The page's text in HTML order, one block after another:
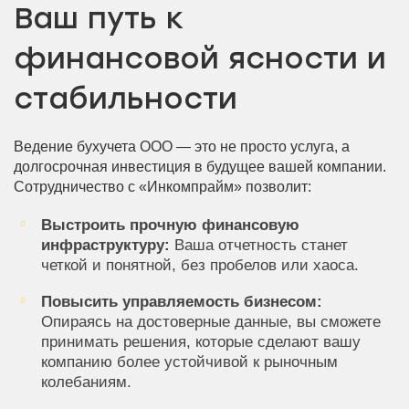
Ваш путь к
финансовой ясности и
стабильности
Ведение бухучета ООО — это не просто услуга, а
долгосрочная инвестиция в будущее вашей компании.
Сотрудничество с «Инкомпрайм» позволит:
Выстроить прочную финансовую
инфраструктуру: Ваша отчетность станет
четкой и понятной, без пробелов или хаоса.
Повысить управляемость бизнесом:
Опираясь на достоверные данные, вы сможете
принимать решения, которые сделают вашу
компанию более устойчивой к рыночным
колебаниям.